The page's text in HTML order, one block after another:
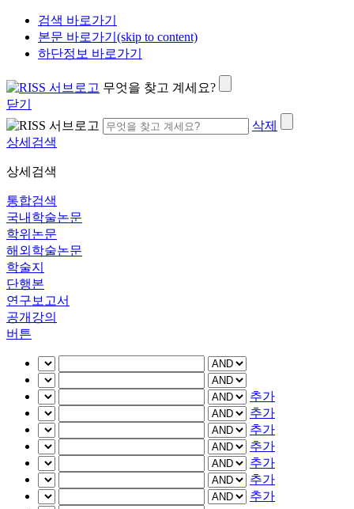
검색 바로가기
본문 바로가기(skip to content)
하단정보 바로가기
무엇을 찾고 계세요?
닫기
삭제
상세검색
상세검색
통합검색
국내학술논문
학위논문
해외학술논문
학술지
단행본
연구보고서
공개강의
버튼
추가
추가
추가
추가
추가
추가
추가